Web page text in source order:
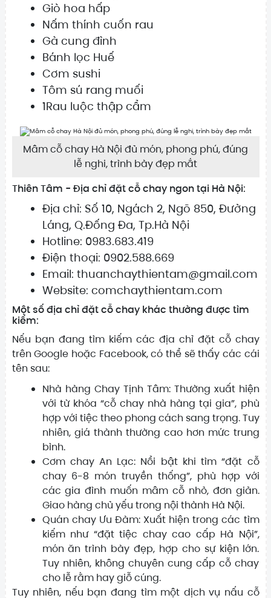
Giò hoa hấp
Nấm thính cuốn rau
Gà cung đình
Bánh lọc Huế
Cơm sushi
Tôm sú rang muối
1Rau luộc thập cẩm
Mâm cỗ chay Hà Nội đủ món, phong phú, đúng
lễ nghi, trình bày đẹp mắt
Thiên Tâm - Địa chỉ đặt cỗ chay ngon tại Hà Nội:
Địa chỉ: Số 10, Ngách 2, Ngõ 850, Đường
Láng, Q.Đống Đa, Tp.Hà Nội
Hotline: 0983.683.419
Điện thoại: 0902.588.669
Email: thuanchaythientam@gmail.com
Website: comchaythientam.com
Một số địa chỉ đặt cỗ chay khác thường được tìm
kiếm:
Nếu bạn đang tìm kiếm các địa chỉ đặt cỗ chay
trên Google hoặc Facebook, có thể sẽ thấy các cái
tên sau:
Nhà hàng Chay Tịnh Tâm: Thường xuất hiện
với từ khóa “cỗ chay nhà hàng tại gia”, phù
hợp với tiệc theo phong cách sang trọng. Tuy
nhiên, giá thành thường cao hơn mức trung
bình.
Cơm chay An Lạc: Nổi bật khi tìm “đặt cỗ
chay 6-8 món truyền thống”, phù hợp với
các gia đình muốn mâm cỗ nhỏ, đơn giản.
Giao hàng chủ yếu trong nội thành Hà Nội.
Quán chay Ưu Đàm: Xuất hiện trong các tìm
kiếm như “đặt tiệc chay cao cấp Hà Nội”,
món ăn trình bày đẹp, hợp cho sự kiện lớn.
Tuy nhiên, không chuyên cung cấp cỗ chay
cho lễ rằm hay giỗ cúng.
Tuy nhiên, nếu bạn đang tìm một dịch vụ nấu cỗ